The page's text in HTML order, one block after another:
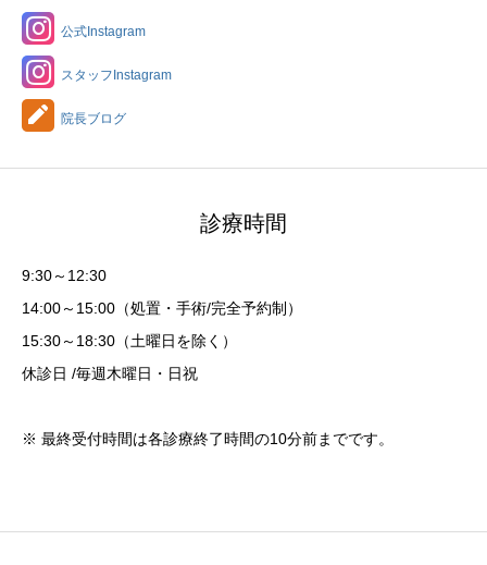
公式Instagram
スタッフInstagram
院長ブログ
診療時間
9:30～12:30
14:00～15:00（処置・手術/完全予約制）
15:30～18:30（土曜日を除く）
休診日 /毎週木曜日・日祝
※ 最終受付時間は各診療終了時間の10分前までです。